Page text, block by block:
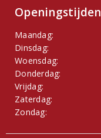
Openingstijden
Maandag:
Dinsdag:
Woensdag:
Donderdag:
Vrijdag:
Zaterdag:
Zondag: